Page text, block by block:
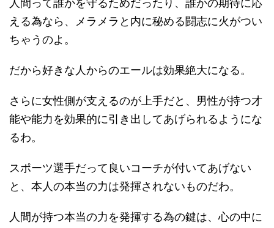
人間って誰かを守るためだったり、誰かの期待に応
える為なら、メラメラと内に秘める闘志に火がつい
ちゃうのよ。
だから好きな人からのエールは効果絶大になる。
さらに女性側が支えるのが上手だと、男性が持つ才
能や能力を効果的に引き出してあげられるようにな
るわ。
スポーツ選手だって良いコーチが付いてあげない
と、本人の本当の力は発揮されないものだわ。
人間が持つ本当の力を発揮する為の鍵は、心の中に